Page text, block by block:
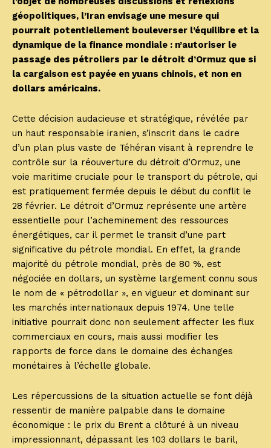
géopolitiques, l’Iran envisage une mesure qui
pourrait potentiellement bouleverser l’équilibre et la
dynamique de la finance mondiale : n’autoriser le
passage des pétroliers par le détroit d’Ormuz que si
la cargaison est payée en yuans chinois, et non en
dollars américains.
Cette décision audacieuse et stratégique, révélée par
un haut responsable iranien, s’inscrit dans le cadre
d’un plan plus vaste de Téhéran visant à reprendre le
contrôle sur la réouverture du détroit d’Ormuz, une
voie maritime cruciale pour le transport du pétrole, qui
est pratiquement fermée depuis le début du conflit le
28 février. Le détroit d’Ormuz représente une artère
essentielle pour l’acheminement des ressources
énergétiques, car il permet le transit d’une part
significative du pétrole mondial. En effet, la grande
majorité du pétrole mondial, près de 80 %, est
négociée en dollars, un système largement connu sous
le nom de « pétrodollar », en vigueur et dominant sur
les marchés internationaux depuis 1974. Une telle
initiative pourrait donc non seulement affecter les flux
commerciaux en cours, mais aussi modifier les
rapports de force dans le domaine des échanges
monétaires à l’échelle globale.
Les répercussions de la situation actuelle se font déjà
ressentir de manière palpable dans le domaine
économique : le prix du Brent a clôturé à un niveau
impressionnant, dépassant les 103 dollars le baril,